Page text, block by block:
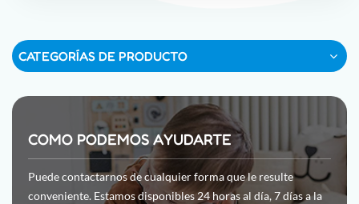
CATEGORÍAS DE PRODUCTO
COMO PODEMOS AYUDARTE
Puede contactarnos de cualquier forma que le resulte
conveniente. Estamos disponibles 24 horas al día, 7 días a la